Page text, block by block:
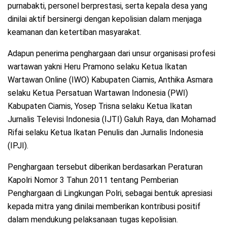
purnabakti, personel berprestasi, serta kepala desa yang
dinilai aktif bersinergi dengan kepolisian dalam menjaga
keamanan dan ketertiban masyarakat.
Adapun penerima penghargaan dari unsur organisasi profesi
wartawan yakni Heru Pramono selaku Ketua Ikatan
Wartawan Online (IWO) Kabupaten Ciamis, Anthika Asmara
selaku Ketua Persatuan Wartawan Indonesia (PWI)
Kabupaten Ciamis, Yosep Trisna selaku Ketua Ikatan
Jurnalis Televisi Indonesia (IJTI) Galuh Raya, dan Mohamad
Rifai selaku Ketua Ikatan Penulis dan Jurnalis Indonesia
(IPJI).
Penghargaan tersebut diberikan berdasarkan Peraturan
Kapolri Nomor 3 Tahun 2011 tentang Pemberian
Penghargaan di Lingkungan Polri, sebagai bentuk apresiasi
kepada mitra yang dinilai memberikan kontribusi positif
dalam mendukung pelaksanaan tugas kepolisian.